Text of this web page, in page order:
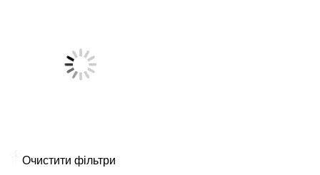
Очистити фільтри